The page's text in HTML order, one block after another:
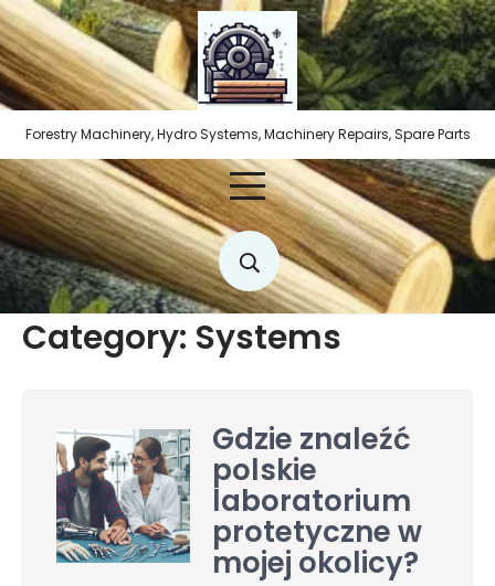
Skip
to
content
Forestry Machinery, Hydro Systems, Machinery Repairs, Spare Parts
Category: Systems
Gdzie znaleźć
polskie
laboratorium
protetyczne w
mojej okolicy?